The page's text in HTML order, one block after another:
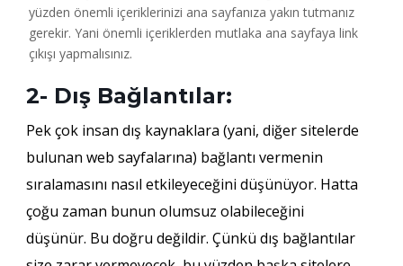
yüzden önemli içeriklerinizi ana sayfanıza yakın tutmanız
gerekir. Yani önemli içeriklerden mutlaka ana sayfaya link
çıkışı yapmalısınız.
2- Dış Bağlantılar:
Pek çok insan dış kaynaklara (yani, diğer sitelerde
bulunan web sayfalarına) bağlantı vermenin
sıralamasını nasıl etkileyeceğini düşünüyor. Hatta
çoğu zaman bunun olumsuz olabileceğini
düşünür. Bu doğru değildir. Çünkü dış bağlantılar